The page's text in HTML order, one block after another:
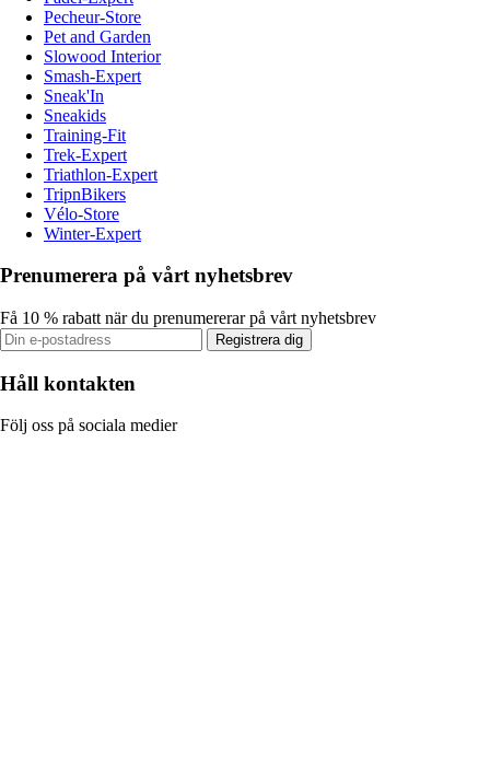
Pecheur-Store
Pet and Garden
Slowood Interior
Smash-Expert
Sneak'In
Sneakids
Training-Fit
Trek-Expert
Triathlon-Expert
TripnBikers
Vélo-Store
Winter-Expert
Prenumerera på vårt nyhetsbrev
Få 10 % rabatt när du prenumererar på vårt nyhetsbrev
Registrera dig
Håll kontakten
Följ oss på sociala medier